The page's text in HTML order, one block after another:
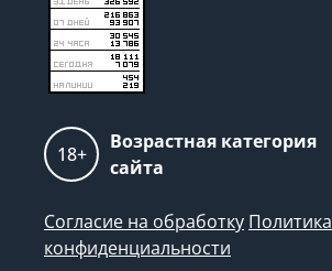
18+
Возрастная категория
сайта
Согласие на обработку Политика
конфиденциальности